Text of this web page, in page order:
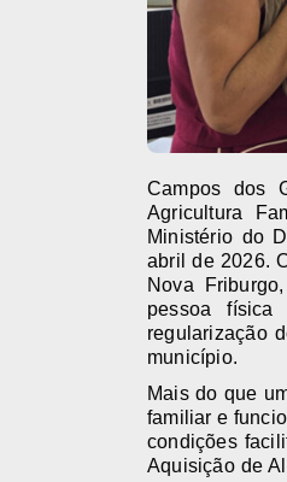
Campos dos
Agricultura
Ministério do
abril de 2026.
Nova
pessoa
regularização
município.
Mais do que
familiar e
condições
Aquisição de